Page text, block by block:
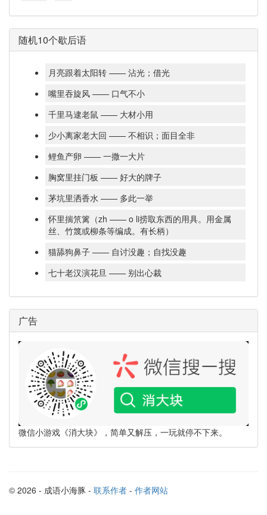
随机10个歇后语
月亮跟着太阳转 —— 沾光；借光
嘴里吞旋风 —— 口气不小
千里马逮老鼠 —— 大材小用
少小离家老大回 —— 不相识；面目全非
鲤鱼产卵 —— 一撒一大片
胸窝里挂门板 —— 好大的牌子
茅坑里洒香水 —— 多此一举
怀里揣笊篱（zh —— o li捞取东西的用具。用金属
丝、竹篾或柳条等编成。有长柄）
猫舔狗鼻子 —— 自讨没趣；自找没趣
七十老汉演花旦 —— 别出心裁
广告
微信小游戏《消大块》，简单又解压，一玩就停不下来。
© 2026 - 成语小海豚 - 联系作者 - 作者网站